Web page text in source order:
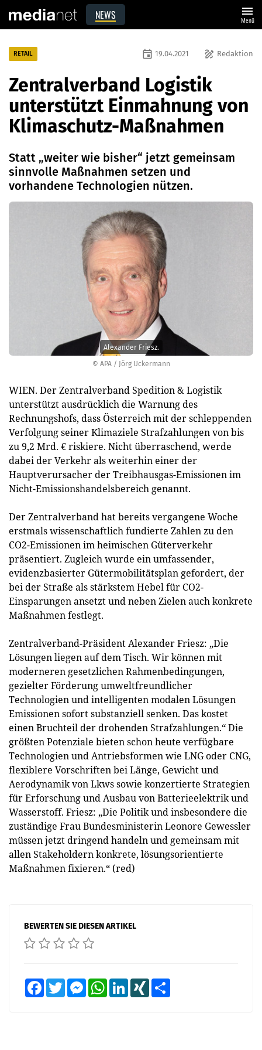
NEWS menu
Menü
© APA / Jörg Uckermann
Alexander Friesz.
RETAIL draw Redaktion
event 19.04.2021
Zentralverband Logistik
unterstützt Einmahnung von
Klimaschutz-Maßnahmen
Statt „weiter wie bisher“ jetzt gemeinsam
sinnvolle Maßnahmen setzen und
vorhandene Technologien nützen.
WIEN. Der Zentralverband Spedition & Logistik
unterstützt ausdrücklich die Warnung des
Rechnungshofs, dass Österreich mit der schleppenden
Verfolgung seiner Klimaziele Strafzahlungen von bis
zu 9,2 Mrd. € riskiere. Nicht überraschend, werde
dabei der Verkehr als weiterhin einer der
Hauptverursacher der Treibhausgas-Emissionen im
Nicht-Emissionshandelsbereich genannt.
Der Zentralverband hat bereits vergangene Woche
erstmals wissenschaftlich fundierte Zahlen zu den
CO2-Emissionen im heimischen Güterverkehr
präsentiert. Zugleich wurde ein umfassender,
evidenzbasierter Gütermobilitätsplan gefordert, der
bei der Straße als stärkstem Hebel für CO2-
Einsparungen ansetzt und neben Zielen auch konkrete
Maßnahmen festlegt.
Zentralverband-Präsident Alexander Friesz: „Die
Lösungen liegen auf dem Tisch. Wir können mit
moderneren gesetzlichen Rahmenbedingungen,
gezielter Förderung umweltfreundlicher
Technologien und intelligenten modalen Lösungen
Emissionen sofort substanziell senken. Das kostet
einen Bruchteil der drohenden Strafzahlungen.“ Die
größten Potenziale bieten schon heute verfügbare
Technologien und Antriebsformen wie LNG oder CNG,
flexiblere Vorschriften bei Länge, Gewicht und
Aerodynamik von Lkws sowie konzertierte Strategien
für Erforschung und Ausbau von Batterieelektrik und
Wasserstoff. Friesz: „Die Politik und insbesondere die
zuständige Frau Bundesministerin Leonore Gewessler
müssen jetzt dringend handeln und gemeinsam mit
allen Stakeholdern konkrete, lösungsorientierte
Maßnahmen fixieren.“ (red)
BEWERTEN SIE DIESEN ARTIKEL
FacebookTwitter MessengerWhatsAppLinkedInXING